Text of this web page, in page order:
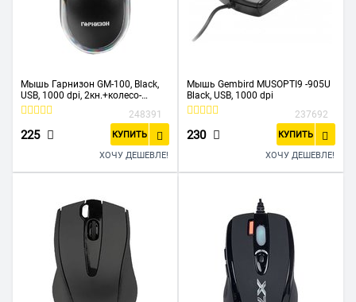
Мышь Гарнизон GM-100, Black,
USB, 1000 dpi, 2кн.+колесо-
кнопка
248391
225 КУПИТЬ
ХОЧУ ДЕШЕВЛЕ!
Мышь Gembird MUSOPTI9 -905U
Black, USB, 1000 dpi
237692
230 КУПИТЬ
ХОЧУ ДЕШЕВЛЕ!